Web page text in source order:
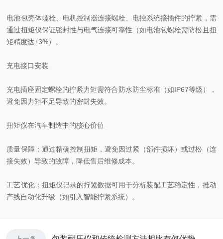
电池包壳体螺栓、电机控制器连接螺栓、电控系统接插件的拧紧，需
通过扭矩仪保证密封性与电气连接可靠性（如电池包螺栓需防松且扭
矩精度达±3%）。
充电接口安装
充电插座固定螺栓的拧紧力矩需符合防水防尘标准（如IP67等级），
避免因力矩不足导致的密封失效。
扭矩仪在汽车制造中的核心价值
质量保障：通过精确控制扭矩，避免因过紧（部件损坏）或过松（连
接失效）导致的故障，降低售后维修成本。
工艺优化：扭矩仪记录的拧紧数据可用于分析装配工艺稳定性，推动
产线自动化升级（如引入智能拧紧系统）。